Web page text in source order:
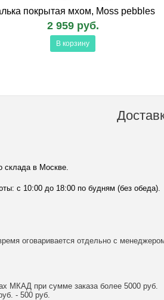
покрытая мхом, Moss pebbles
2 959 руб.
В корзину
склада в Москве.
с 10:00 до 18:00 по будням (без обеда).
оговаривается отдельно с
МКАД при сумме заказа более 5000 руб.
- 500 руб.